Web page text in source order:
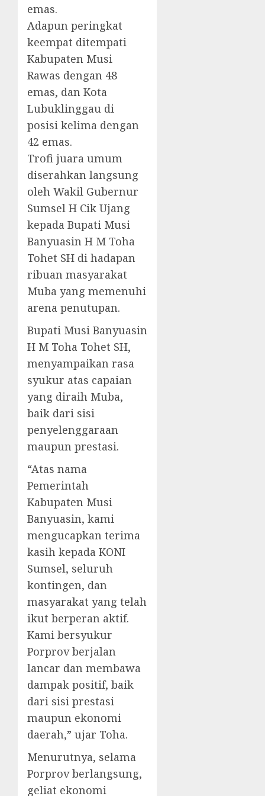
emas.
Adapun peringkat
keempat ditempati
Kabupaten Musi
Rawas dengan 48
emas, dan Kota
Lubuklinggau di
posisi kelima dengan
42 emas.
Trofi juara umum
diserahkan langsung
oleh Wakil Gubernur
Sumsel H Cik Ujang
kepada Bupati Musi
Banyuasin H M Toha
Tohet SH di hadapan
ribuan masyarakat
Muba yang memenuhi
arena penutupan.
Bupati Musi Banyuasin
H M Toha Tohet SH,
menyampaikan rasa
syukur atas capaian
yang diraih Muba,
baik dari sisi
penyelenggaraan
maupun prestasi.
“Atas nama
Pemerintah
Kabupaten Musi
Banyuasin, kami
mengucapkan terima
kasih kepada KONI
Sumsel, seluruh
kontingen, dan
masyarakat yang telah
ikut berperan aktif.
Kami bersyukur
Porprov berjalan
lancar dan membawa
dampak positif, baik
dari sisi prestasi
maupun ekonomi
daerah,” ujar Toha.
Menurutnya, selama
Porprov berlangsung,
geliat ekonomi